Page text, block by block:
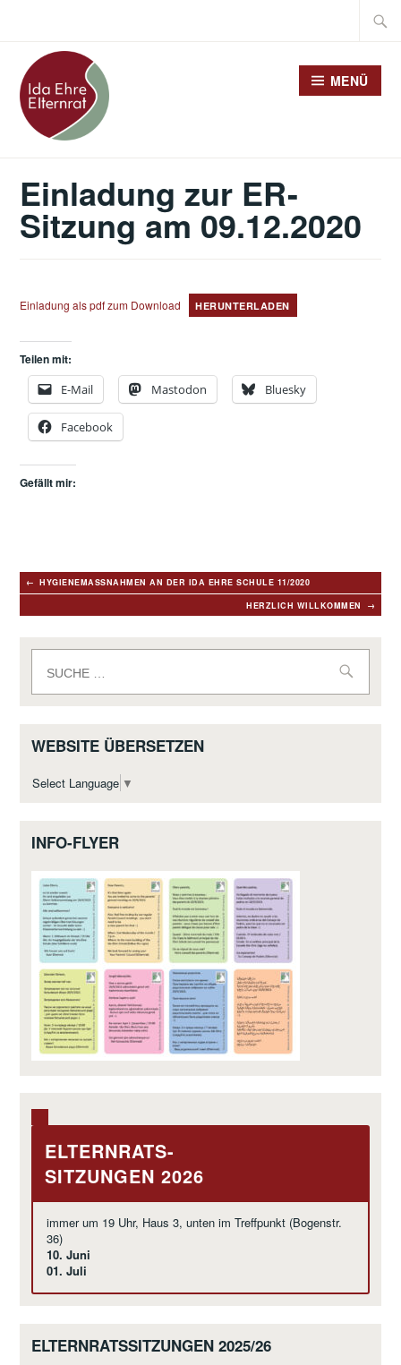
springen
Suche
MENÜ
Einladung zur ER-
Sitzung am 09.12.2020
Einladung als pdf zum Download HERUNTERLADEN
Teilen mit:
E-Mail
Mastodon Bluesky
Facebook
Gefällt mir:
Beitragsnavigation
HYGIENEMASSNAHMEN AN DER IDA EHRE SCHULE 11/2020
HERZLICH WILLKOMMEN
Suche
nach:
WEBSITE ÜBERSETZEN
Select Language ▼
INFO-FLYER
ELTERNRATS-
SITZUNGEN 2026
immer um 19 Uhr, Haus 3, unten im Treffpunkt (Bogenstr.
36)
10. Juni
01. Juli
ELTERNRATSSITZUNGEN 2025/26